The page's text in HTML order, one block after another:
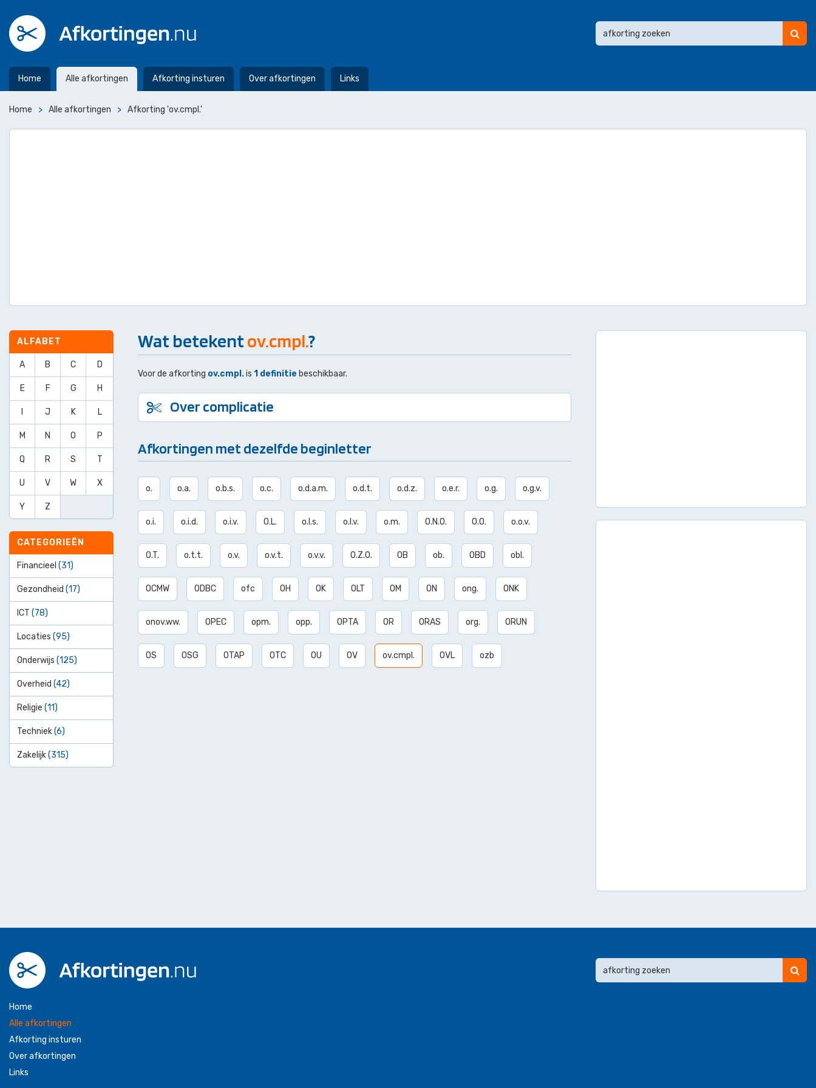
Home Alle afkortingen Afkorting insturen Over afkortingen Links
Home Alle afkortingen Afkorting 'ov.cmpl.'
Wat betekentov.cmpl.?
Voor de afkorting ov.cmpl.is 1 definitie beschikbaar.
Over complicatie
Afkortingen met dezelfde beginletter
o. o.a. o.b.s. o.c. o.d.a.m. o.d.t. o.d.z. o.e.r. o.g. o.g.v.
o.i. o.i.d. o.i.v. O.L. o.l.s. o.l.v. o.m. O.N.O. O.O. o.o.v.
O.T. o.t.t. o.v. o.v.t. o.v.v. O.Z.O. OB ob. OBD obl.
OCMW ODBC ofc OH OK OLT OM ON ong. ONK
onov.ww. OPEC opm. opp. OPTA OR ORAS org. ORUN
OS OSG OTAP OTC OU OV ov.cmpl. OVL ozb
ALFABET
A B C D
E F G H
J K L
M N O P
Q R S T
U V W X
Y Z
CATEGORIEËN
Financieel (31)
Gezondheid (17)
ICT (78)
Locaties (95)
Onderwijs (125)
Overheid (42)
Religie (11)
Techniek(6)
Zakelijk(315)
Home
Alle afkortingen
Afkorting insturen
Over afkortingen
Links